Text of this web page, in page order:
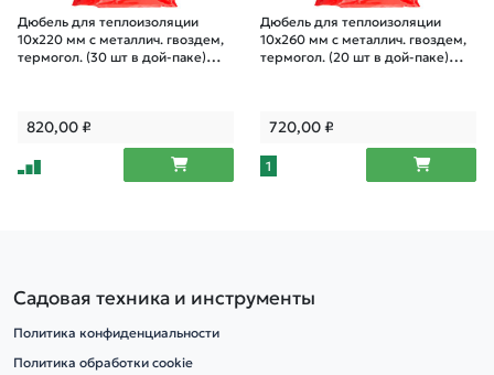
Дюбель для теплоизоляции
10х220 мм с металлич. гвоздем,
термогол. (30 шт в дой-паке)
820,00₽
Дюбель для теплоизоляции
10х260 мм с металлич. гвоздем,
термогол. (20 шт в дой-паке)
720,00₽
1
Садовая техника и инструменты
Политика конфиденциальности
Политика обработки cookie